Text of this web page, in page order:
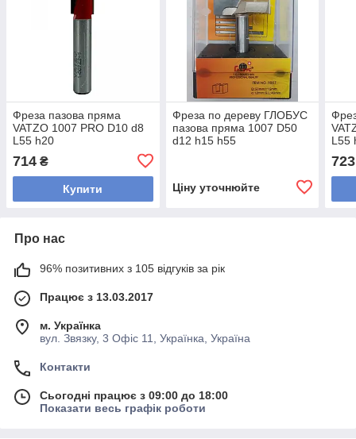
Фреза пазова пряма
VATZO 1007 PRO D10 d8
L55 h20
714 ₴
Купити
Фреза по дереву ГЛОБУС
пазова пряма 1007 D50
d12 h15 h55
Ціну уточнюйте
L55
723
Про нас
96% позитивних з 105 відгуків за рік
Працює з 13.03.2017
м. Українка
вул. Звязку, 3 Офіс 11, Українка, Україна
Контакти
Сьогодні працює з 09:00 до 18:00
Показати весь графік роботи